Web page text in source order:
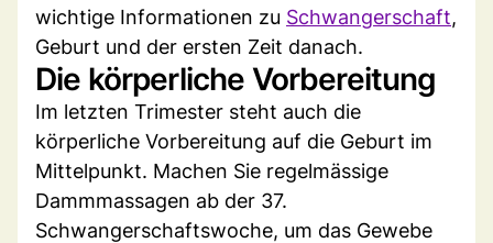
wichtige Informationen zu Schwangerschaft,
Geburt und der ersten Zeit danach.
Die körperliche Vorbereitung
Im letzten Trimester steht auch die
körperliche Vorbereitung auf die Geburt im
Mittelpunkt. Machen Sie regelmässige
Dammmassagen ab der 37.
Schwangerschaftswoche, um das Gewebe